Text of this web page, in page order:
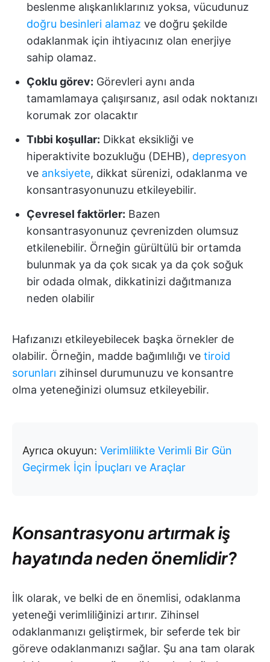
beslenme alışkanlıklarınız yoksa, vücudunuz
doğru besinleri alamaz ve doğru şekilde
odaklanmak için ihtiyacınız olan enerjiye
sahip olamaz.
Çoklu görev: Görevleri aynı anda
tamamlamaya çalışırsanız, asıl odak noktanızı
korumak zor olacaktır
Tıbbi koşullar: Dikkat eksikliği ve
hiperaktivite bozukluğu (DEHB), depresyon
ve anksiyete, dikkat sürenizi, odaklanma ve
konsantrasyonunuzu etkileyebilir.
Çevresel faktörler: Bazen
konsantrasyonunuz çevrenizden olumsuz
etkilenebilir. Örneğin gürültülü bir ortamda
bulunmak ya da çok sıcak ya da çok soğuk
bir odada olmak, dikkatinizi dağıtmanıza
neden olabilir
Hafızanızı etkileyebilecek başka örnekler de
olabilir. Örneğin, madde bağımlılığı ve tiroid
sorunları zihinsel durumunuzu ve konsantre
olma yeteneğinizi olumsuz etkileyebilir.
Ayrıca okuyun: Verimlilikte Verimli Bir Gün
Geçirmek İçin İpuçları ve Araçlar
Konsantrasyonu artırmak iş
hayatında neden önemlidir?
İlk olarak, ve belki de en önemlisi, odaklanma
yeteneği verimliliğinizi artırır. Zihinsel
odaklanmanızı geliştirmek, bir seferde tek bir
göreve odaklanmanızı sağlar. Şu ana tam olarak